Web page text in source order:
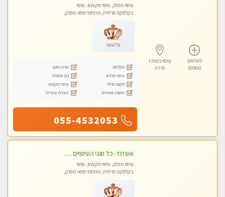
לפרטים
נוספים
עיסוי במרכז
גדרה
עיסוי מפנק, עיסוי מקצועי, עיסוי
בקלניקה פרטית, מתחמי ספא מפנק,
פלטינה
מקלחת
חניה חינם
עיסוי מרגיע
נקי ומסודר
מקום פרטי
עיסוי מקצועי
תמונה אמיתית
דוברת עיברית
055-4532053
אשדוד- כל סוגי העיסויים מעסה מקצועית ואיכותית פרטי!!!
עיסוי מפנק, עיסוי מקצועי, עיסוי
בקלניקה פרטית, מתחמי ספא מפנק,